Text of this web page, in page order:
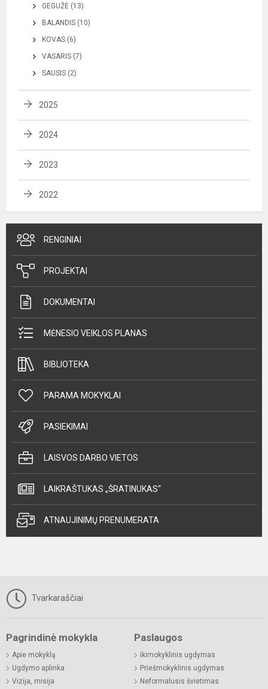
GEGUŽĖ (13)
BALANDIS (10)
KOVAS (6)
VASARIS (7)
SAUSIS (2)
2025
2024
2023
2022
RENGINIAI
PROJEKTAI
DOKUMENTAI
MĖNESIO VEIKLOS PLANAS
BIBLIOTEKA
PARAMA MOKYKLAI
PASIEKIMAI
LAISVOS DARBO VIETOS
LAIKRAŠTUKAS „ŠRATINUKAS“
ATNAUJINIMŲ PRENUMERATA
Tvarkaraščiai
Pagrindinė mokykla
Apie mokyklą
Ugdymo aplinka
Vizija, misija
Paslaugos
Ikimokyklinis ugdymas
Priešmokyklinis ugdymas
Neformalusis švietimas